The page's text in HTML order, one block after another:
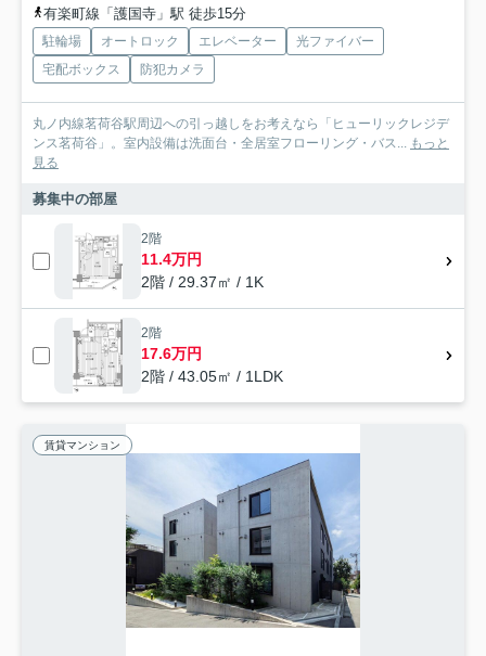
有楽町線「護国寺」駅 徒歩15分
駐輪場 オートロック エレベーター
光ファイバー
宅配ボックス
防犯カメラ
丸ノ内線茗荷谷駅周辺への引っ越しをお考えなら「ヒューリックレジデ
ンス茗荷谷」。室内設備は洗面台・全居室フローリング・バス... もっと
見る
募集中の部屋
2階
11.4万円
2階 / 29.37㎡ / 1K
2階
17.6万円
2階 / 43.05㎡ / 1LDK
賃貸マンション